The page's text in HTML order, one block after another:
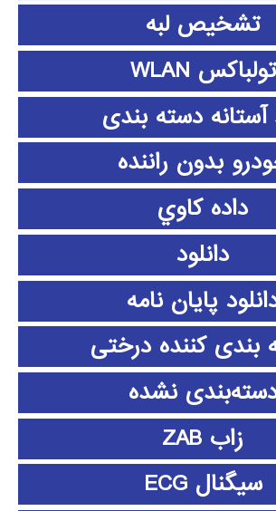
تشخیص لبه
تولباکس WLAN
دسته بندی
بدون راننده
داده كاوي
دانلود
پايان نامه
بندی کننده درختی
نشده
زاب ZAB
سیگنال ECG